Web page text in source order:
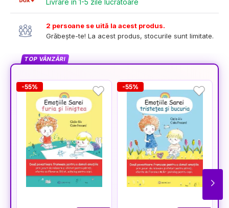
Livrare în 1-5 zile lucrătoare
2 persoane se uită la acest produs.
Grăbește-te! La acest produs, stocurile sunt limitate.
TOP VÂNZĂRI
-55% -55%